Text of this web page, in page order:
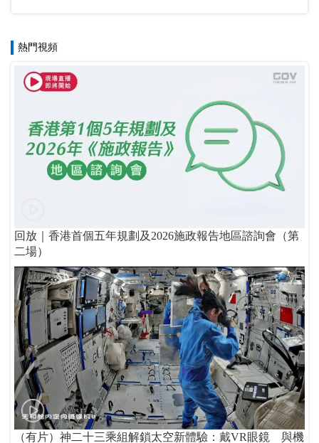
熱門視頻
回放｜香港首個五年規劃及2026施政報告地區諮詢會（第
二場）
（有片）神二十三乘組解鎖太空新體驗：戴VR眼鏡 與機